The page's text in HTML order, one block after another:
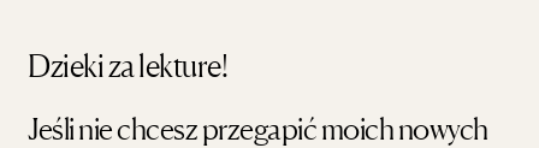
Dzieki za lekture!
Jeśli nie chcesz przegapić moich nowych